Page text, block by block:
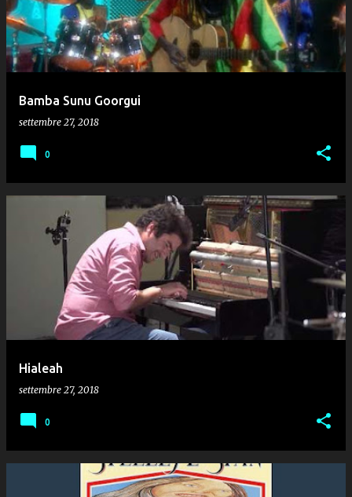
Bamba Sunu Goorgui
settembre 27, 2018
0
Hialeah
settembre 27, 2018
0